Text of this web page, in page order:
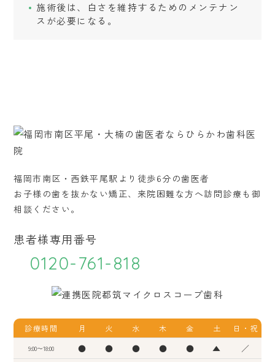
施術後は、白さを維持するためのメンテナン
スが必要になる。
福岡市南区・西鉄平尾駅より徒歩6分の歯医者
お子様の歯を抜かない矯正、来院困難な方へ訪問診療も御
相談ください。
患者様専用番号
0120-761-818
診療時間 月 火 水 木 金 土 日・祝
9:00〜18:00 ● ● ● ● ● ▲ ／